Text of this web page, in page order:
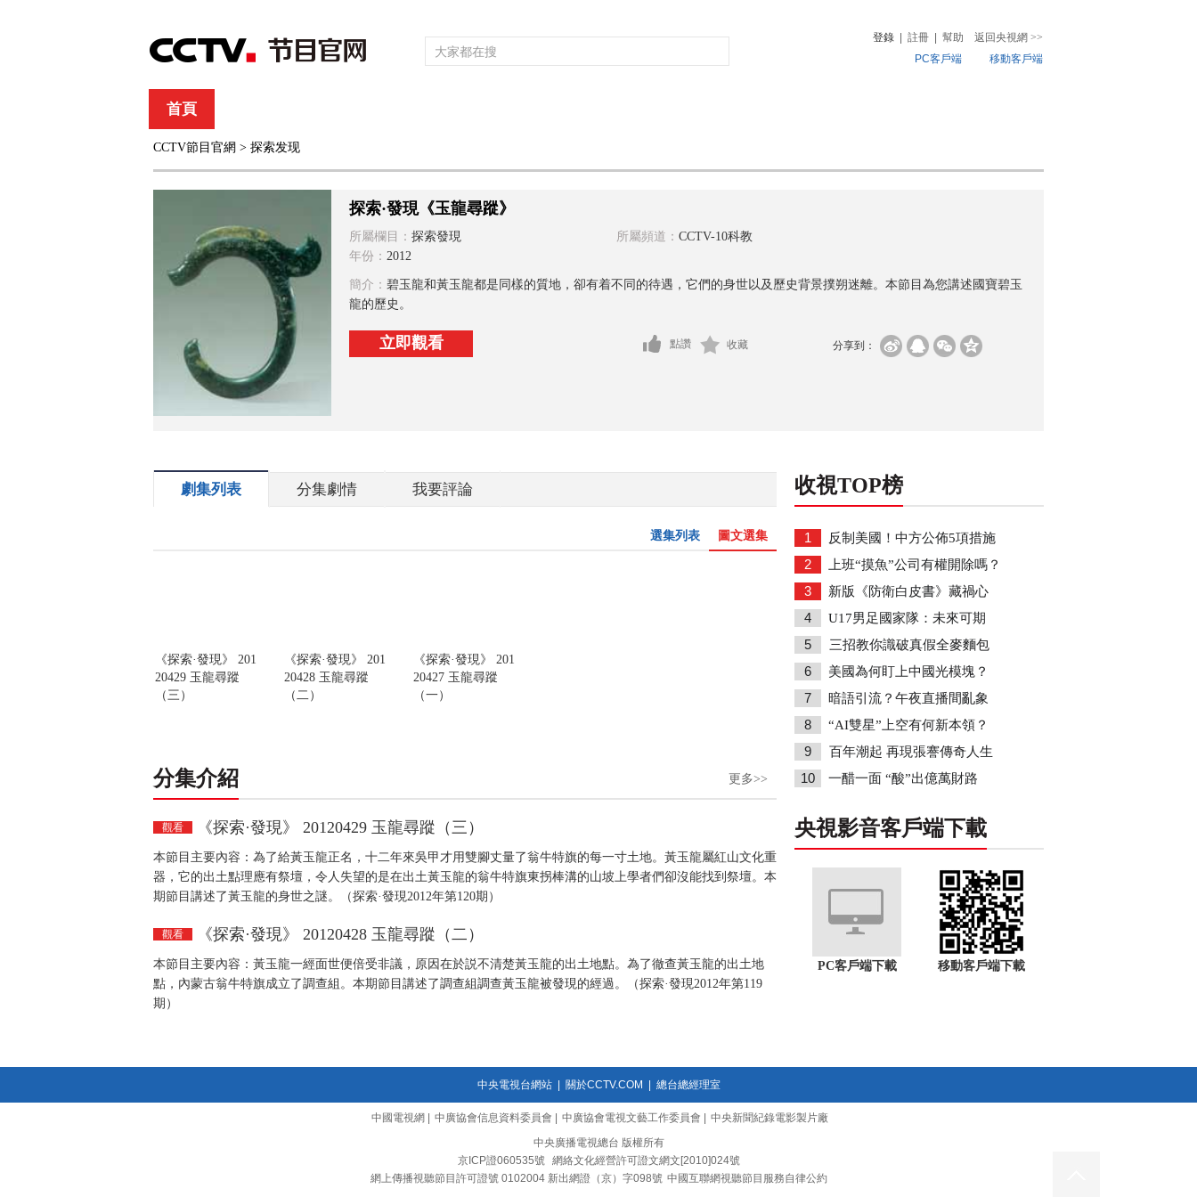
登錄 註冊 幫助 返回央視網 >>
PC客戶端
移動客戶端
首頁
綜合 新聞 財經 綜藝
CCTV節目官網 > 探索发现
探索·發現《玉龍尋蹤》
所屬欄目： 探索發現 所屬頻道： CCTV-10科教
年份： 2012
簡介： 碧玉龍和黃玉龍都是同樣的質地，卻有着不同的待遇，它們的身世以及歷史背景撲朔迷離。本節目為您講述國寶碧玉
龍的歷史。
立即觀看 分享到：
點讚 收藏
劇集列表 分集劇情 我要評論
圖文選集
選集列表
《探索·發現》 201
20429 玉龍尋蹤
（三）
《探索·發現》 201
20428 玉龍尋蹤
（二）
《探索·發現》 201
20427 玉龍尋蹤
（一）
分集介紹 更多>>
觀看 《探索·發現》 20120429 玉龍尋蹤（三）
本節目主要內容：為了給黃玉龍正名，十二年來吳甲才用雙腳丈量了翁牛特旗的每一寸土地。黃玉龍屬紅山文化重
器，它的出土點理應有祭壇，令人失望的是在出土黃玉龍的翁牛特旗東拐棒溝的山坡上學者們卻沒能找到祭壇。本
期節目講述了黃玉龍的身世之謎。（探索·發現2012年第120期）
觀看 《探索·發現》 20120428 玉龍尋蹤（二）
本節目主要內容：黃玉龍一經面世便倍受非議，原因在於説不清楚黃玉龍的出土地點。為了徹查黃玉龍的出土地
點，內蒙古翁牛特旗成立了調查組。本期節目講述了調查組調查黃玉龍被發現的經過。（探索·發現2012年第119
期）
收視TOP榜
1 反制美國！中方公佈5項措施
2 上班“摸魚”公司有權開除嗎？
3 新版《防衛白皮書》藏禍心
4 U17男足國家隊：未來可期
5 三招教你識破真假全麥麵包
6 美國為何盯上中國光模塊？
7 暗語引流？午夜直播間亂象
8 “AI雙星”上空有何新本領？
9 百年潮起 再現張謇傳奇人生
10 一醋一面 “酸”出億萬財路
央視影音客戶端下載
PC客戶端下載 移動客戶端下載
中央電視台網站| 關於CCTV.COM 總台總經理室
中國電視網 中廣協會信息資料委員會 中廣協會電視文藝工作委員會
中央新聞紀錄電影製片廠
中央廣播電視總台 版權所有
京ICP證060535號
網絡文化經營許可證文網文[2010]024號
網上傳播視聽節目許可證號 0102004 新出網證（京）字098號 中國互聯網視聽節目服務自律公約